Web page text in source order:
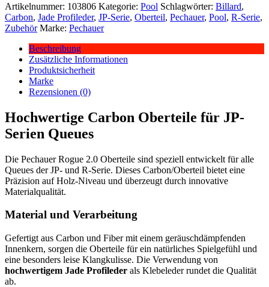
Artikelnummer: 103806 Kategorie: Pool Schlagwörter: Billard,
Carbon, Jade Profileder, JP-Serie, Oberteil, Pechauer, Pool, R-Serie,
Zubehör Marke: Pechauer
Beschreibung
Zusätzliche Informationen
Produktsicherheit
Marke
Rezensionen (0)
Hochwertige Carbon Oberteile für JP-
Serien Queues
Die Pechauer Rogue 2.0 Oberteile sind speziell entwickelt für alle
Queues der JP- und R-Serie. Dieses Carbon/Oberteil bietet eine
Präzision auf Holz-Niveau und überzeugt durch innovative
Materialqualität.
Material und Verarbeitung
Gefertigt aus Carbon und Fiber mit einem geräuschdämpfenden
Innenkern, sorgen die Oberteile für ein natürliches Spielgefühl und
eine besonders leise Klangkulisse. Die Verwendung von
hochwertigem Jade Profileder als Klebeleder rundet die Qualität
ab.